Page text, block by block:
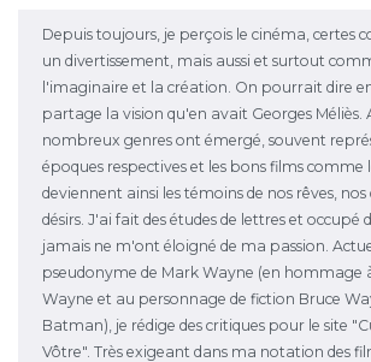
Depuis toujours, je perçois le cinéma, certes
un divertissement, mais aussi et surtout
l'imaginaire et la création. On pourrait dire en
partage la vision qu'en avait Georges Méliès.
nombreux genres ont émergé, souvent
époques respectives et les bons films comme
deviennent ainsi les témoins de nos rêves,
désirs. J'ai fait des études de lettres et occupé
jamais ne m'ont éloigné de ma passion.
pseudonyme de Mark Wayne (en hommage
Wayne et au personnage de fiction Bruce
Batman), je rédige des critiques pour le site
Vôtre". Très exigeant dans ma notation des